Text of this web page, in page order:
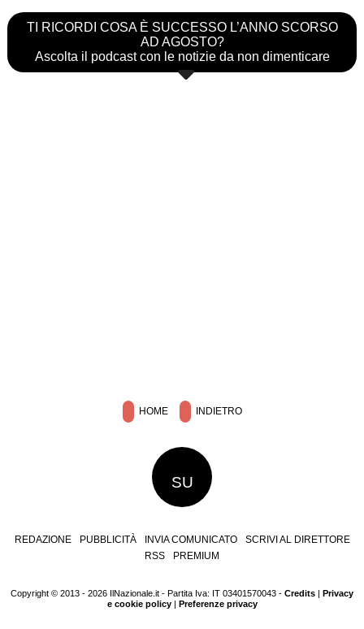
TI RICORDI COSA È SUCCESSO L’ANNO SCORSO
AD AGOSTO?
Ascolta il podcast con le notizie da non dimenticare
HOME INDIETRO
SU
REDAZIONE PUBBLICITÀ INVIA COMUNICATO
SCRIVI AL DIRETTORE
RSS
PREMIUM
Copyright © 2013 - 2026 IlNazionale.it - Partita Iva: IT 03401570043 - Credits | Privacy
e cookie policy| Preferenze privacy